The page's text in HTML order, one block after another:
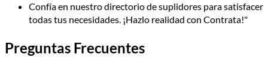
Confía en nuestro directorio de suplidores para satisfacer
todas tus necesidades. ¡Hazlo realidad con Contrata!"
Preguntas Frecuentes